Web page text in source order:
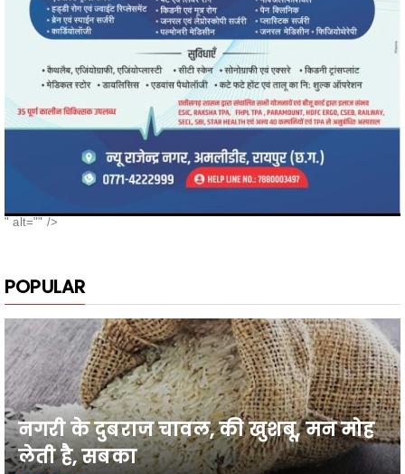
POPULAR
नगरी के दुबराज चावल, की खुशबू, मन मोह
लेती है, सबका